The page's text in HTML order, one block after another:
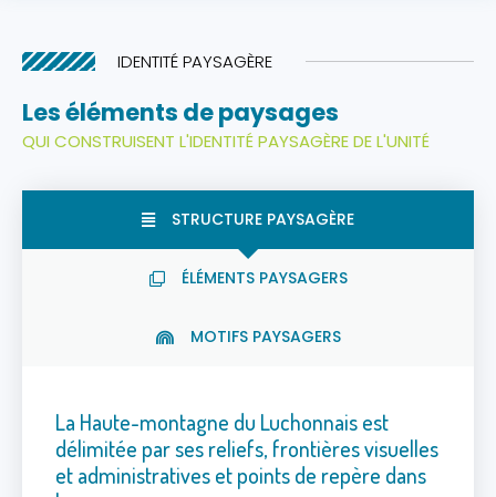
IDENTITÉ PAYSAGÈRE
Les éléments de paysages
QUI CONSTRUISENT L'IDENTITÉ PAYSAGÈRE DE L'UNITÉ
STRUCTURE PAYSAGÈRE
ÉLÉMENTS PAYSAGERS
MOTIFS PAYSAGERS
La Haute-montagne du Luchonnais est
délimitée par ses reliefs, frontières visuelles
et administratives et points de repère dans